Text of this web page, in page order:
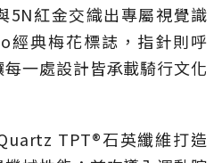
5N紅金交織出專屬視覺識
經典梅花標誌，指針則呼
一處設計皆承載騎行文化
TPT®石英纖維打造